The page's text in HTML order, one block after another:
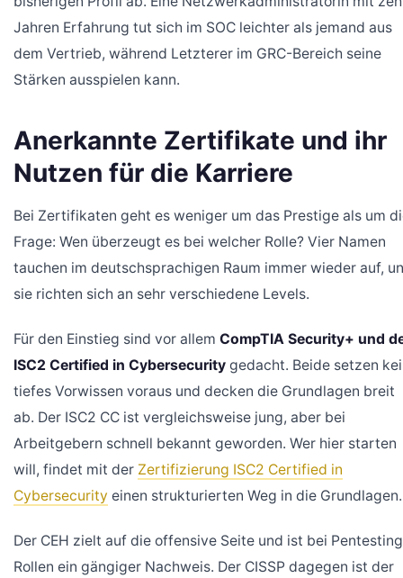
Jahren Erfahrung tut sich im SOC leichter als jemand aus
dem Vertrieb, während Letzterer im GRC-Bereich seine
Stärken ausspielen kann.
Anerkannte Zertifikate und ihr
Nutzen für die Karriere
Bei Zertifikaten geht es weniger um das Prestige als um
Frage: Wen überzeugt es bei welcher Rolle? Vier Namen
tauchen im deutschsprachigen Raum immer wieder auf,
sie richten sich an sehr verschiedene Levels.
Für den Einstieg sind vor allem CompTIA Security+ und
ISC2 Certified in Cybersecurity gedacht. Beide setzen
tiefes Vorwissen voraus und decken die Grundlagen breit
ab. Der ISC2 CC ist vergleichsweise jung, aber bei
Arbeitgebern schnell bekannt geworden. Wer hier starten
will, findet mit der Zertifizierung ISC2 Certified in
Cybersecurity einen strukturierten Weg in die Grundlagen.
Der CEH zielt auf die offensive Seite und ist bei
Rollen ein gängiger Nachweis. Der CISSP dagegen ist der